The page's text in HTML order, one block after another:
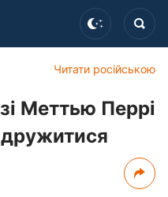
Читати російською
Меттью Перрі